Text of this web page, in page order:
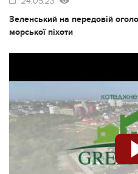
Зеленський на передовій
морської піхоти